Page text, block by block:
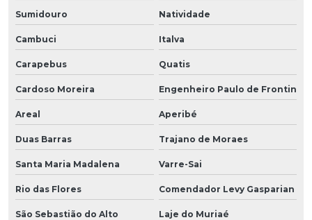
Sumidouro Natividade
Cambuci Italva
Carapebus Quatis
Cardoso Moreira Engenheiro Paulo de Frontin
Areal Aperibé
Duas Barras Trajano de Moraes
Santa Maria Madalena Varre-Sai
Rio das Flores Comendador Levy Gasparian
São Sebastião do Alto Laje do Muriaé